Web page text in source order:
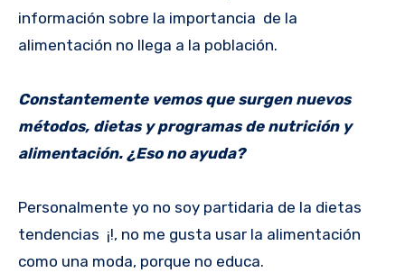
información sobre la importancia de la
alimentación no llega a la población.
Constantemente vemos que surgen nuevos
métodos, dietas y programas de nutrición y
alimentación. ¿Eso no ayuda?
Personalmente yo no soy partidaria de la dietas
tendencias ¡!, no me gusta usar la alimentación
como una moda, porque no educa.